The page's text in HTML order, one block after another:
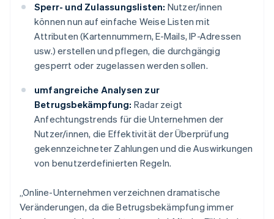
Sperr- und Zulassungslisten: Nutzer/innen
können nun auf einfache Weise Listen mit
Attributen (Kartennummern, E-Mails, IP-Adressen
usw.) erstellen und pflegen, die durchgängig
gesperrt oder zugelassen werden sollen.
umfangreiche Analysen zur
Betrugsbekämpfung: Radar zeigt
Anfechtungstrends für die Unternehmen der
Nutzer/innen, die Effektivität der Überprüfung
gekennzeichneter Zahlungen und die Auswirkungen
von benutzerdefinierten Regeln.
„Online-Unternehmen verzeichnen dramatische
Veränderungen, da die Betrugsbekämpfung immer
English
Luxemburg
FrançaisDeutschEnglish
Malaysia
English简体中文
Malta
Mexiko
EspañolEnglish
Neuseeland
English
Niederlande
NederlandsEnglish
Österreich
DeutschEnglish